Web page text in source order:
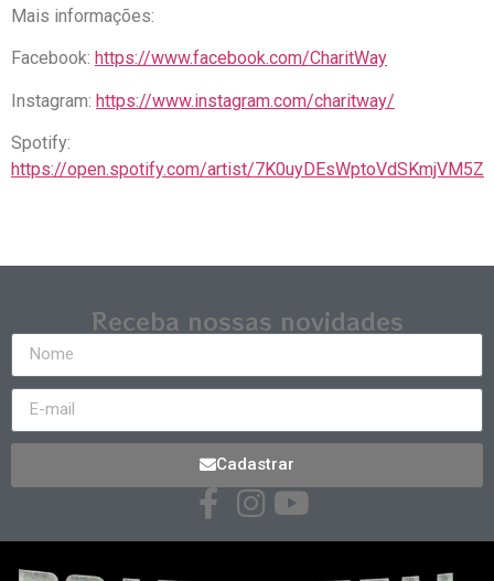
Mais informações:
Facebook: https://www.facebook.com/CharitWay
Instagram: https://www.instagram.com/charitway/
Spotify:
https://open.spotify.com/artist/7K0uyDEsWptoVdSKmjVM5Z
Receba nossas novidades
Cadastrar